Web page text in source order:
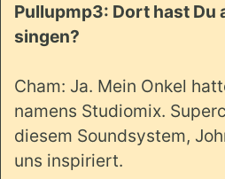
Pullupmp3: Dort hast Du
singen?
Cham: Ja. Mein Onkel
namens Studiomix.
diesem Soundsystem,
uns inspiriert.